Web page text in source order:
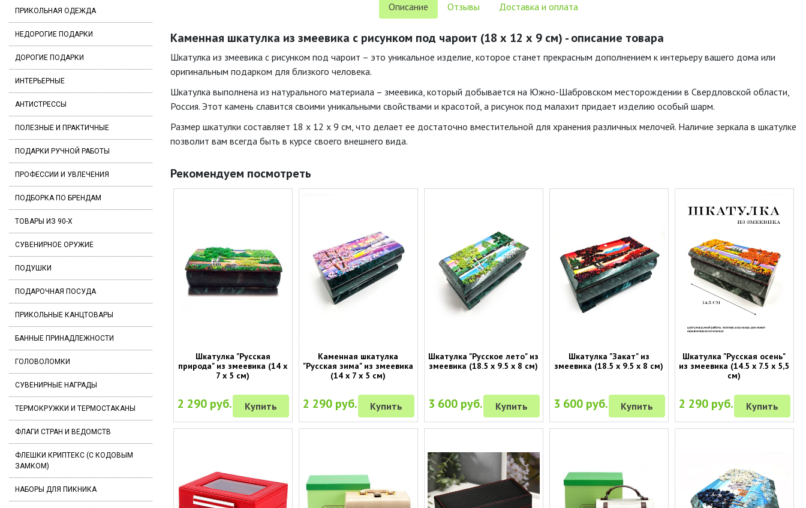
ПРИКОЛЬНАЯ ОДЕЖДА
НЕДОРОГИЕ ПОДАРКИ
ДОРОГИЕ ПОДАРКИ
ИНТЕРЬЕРНЫЕ
АНТИСТРЕССЫ
ПОЛЕЗНЫЕ И ПРАКТИЧНЫЕ
ПОДАРКИ РУЧНОЙ РАБОТЫ
ПРОФЕССИИ И УВЛЕЧЕНИЯ
ПОДБОРКА ПО БРЕНДАМ
ТОВАРЫ ИЗ 90-Х
СУВЕНИРНОЕ ОРУЖИЕ
ПОДУШКИ
ПОДАРОЧНАЯ ПОСУДА
ПРИКОЛЬНЫЕ КАНЦТОВАРЫ
БАННЫЕ ПРИНАДЛЕЖНОСТИ
ГОЛОВОЛОМКИ
СУВЕНИРНЫЕ НАГРАДЫ
ТЕРМОКРУЖКИ И ТЕРМОСТАКАНЫ
ФЛАГИ СТРАН И ВЕДОМСТВ
ФЛЕШКИ КРИПТЕКС (С КОДОВЫМ
ЗАМКОМ)
НАБОРЫ ДЛЯ ПИКНИКА
Описание Отзывы Доставка и оплата
Каменная шкатулка из змеевика с рисунком под чароит (18 х 12 х 9 см) - описание товара
Шкатулка из змеевика с рисунком под чароит – это уникальное изделие, которое станет прекрасным дополнением к интерьеру вашего дома или
оригинальным подарком для близкого человека.
Шкатулка выполнена из натурального материала – змеевика, который добывается на Южно-Шабровском месторождении в Свердловской области,
Россия. Этот камень славится своими уникальными свойствами и красотой, а рисунок под малахит придает изделию особый шарм.
Размер шкатулки составляет 18 х 12 х 9 см, что делает ее достаточно вместительной для хранения различных мелочей. Наличие зеркала в шкатулке
позволит вам всегда быть в курсе своего внешнего вида.
Рекомендуем посмотреть
Шкатулка "Русская
природа" из змеевика (14 х
7 х 5 см)
2 290 руб. Купить
Каменная шкатулка
"Русская зима" из змеевика
(14 х 7 х 5 см)
2 290 руб. Купить
Шкатулка "Русское лето" из
змеевика (18.5 х 9.5 х 8 см)
3 600 руб. Купить
Шкатулка "Закат" из
змеевика (18.5 х 9.5 х 8 см)
3 600 руб. Купить
Шкатулка "Русская осень"
из змеевика (14.5 х 7.5 х 5,5
см)
2 290 руб. Купить